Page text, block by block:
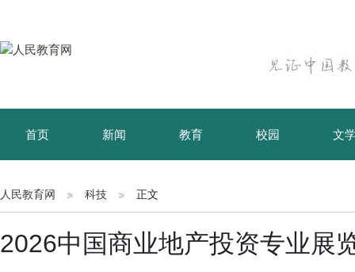
首页 新闻 教育 校园 文
育儿 资讯
人民教育网 科技 正文
2026中国商业地产投资专业展